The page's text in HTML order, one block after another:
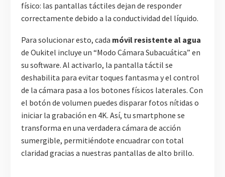
físico: las pantallas táctiles dejan de responder
correctamente debido a la conductividad del líquido.
Para solucionar esto, cada móvil resistente al agua
de Oukitel incluye un “Modo Cámara Subacuática” en
su software. Al activarlo, la pantalla táctil se
deshabilita para evitar toques fantasma y el control
de la cámara pasa a los botones físicos laterales. Con
el botón de volumen puedes disparar fotos nítidas o
iniciar la grabación en 4K. Así, tu smartphone se
transforma en una verdadera cámara de acción
sumergible, permitiéndote encuadrar con total
claridad gracias a nuestras pantallas de alto brillo.